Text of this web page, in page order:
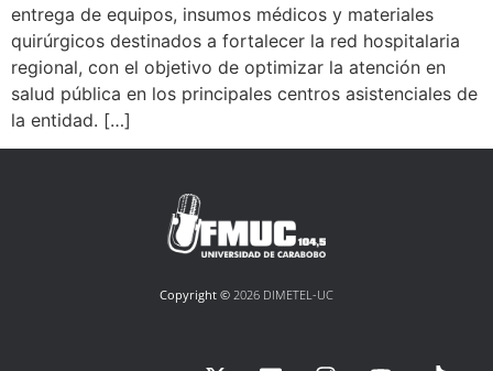
entrega de equipos, insumos médicos y materiales
quirúrgicos destinados a fortalecer la red hospitalaria
regional, con el objetivo de optimizar la atención en
salud pública en los principales centros asistenciales de
la entidad. […]
Copyright © 2026 DIMETEL-UC